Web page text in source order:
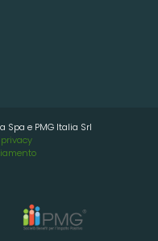
Spa e PMG Italia Srl